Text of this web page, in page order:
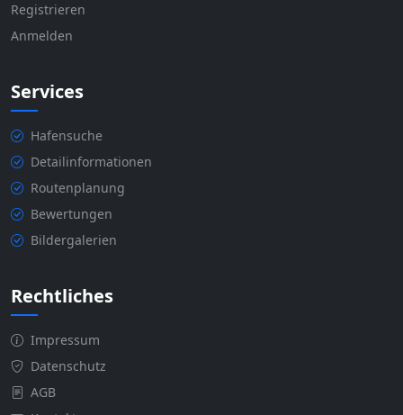
Registrieren
Anmelden
Services
Hafensuche
Detailinformationen
Routenplanung
Bewertungen
Bildergalerien
Rechtliches
Impressum
Datenschutz
AGB